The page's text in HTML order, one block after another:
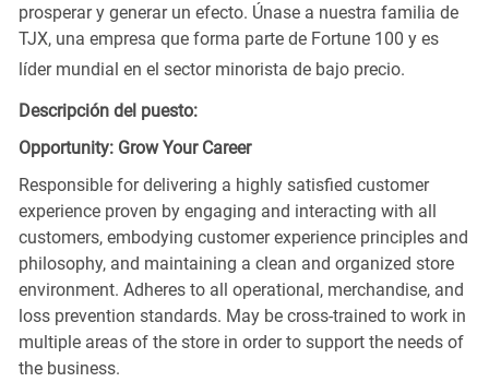
prosperar y generar un efecto. Únase a nuestra familia de
TJX, una empresa que forma parte de Fortune 100 y es
líder mundial en el sector minorista de bajo precio.
Descripción del puesto:
Opportunity: Grow Your Career
Responsible for delivering a highly satisfied customer
experience proven by engaging and interacting with all
customers, embodying customer experience principles and
philosophy, and maintaining a clean and organized store
environment. Adheres to all operational, merchandise, and
loss prevention standards. May be cross-trained to work in
multiple areas of the store in order to support the needs of
the business.